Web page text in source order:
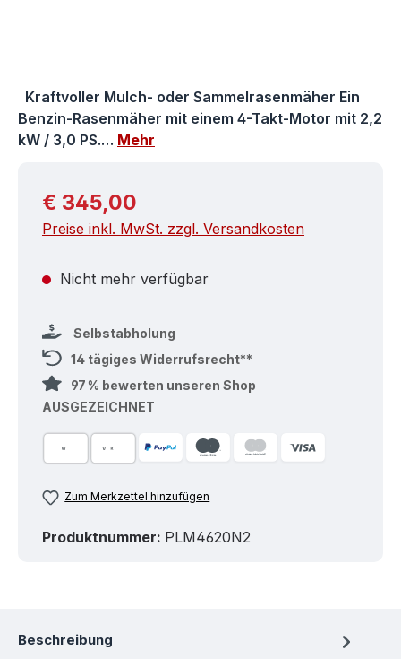
Kraftvoller Mulch- oder Sammelrasenmäher Ein
Benzin-Rasenmäher mit einem 4-Takt-Motor mit 2,2
kW / 3,0 PS.… Mehr
Regulärer Preis:
€ 345,00
Preise inkl. MwSt. zzgl. Versandkosten
Nicht mehr verfügbar
Selbstabholung
14 tägiges Widerrufsrecht**
97 % bewerten unseren Shop
AUSGEZEICHNET
Zum Merkzettel hinzufügen
Produktnummer: PLM4620N2
Beschreibung